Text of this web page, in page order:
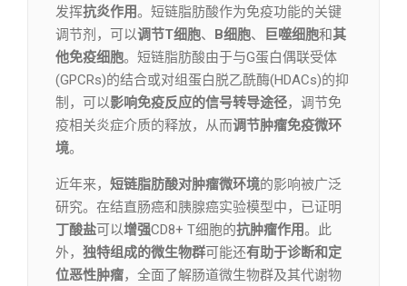
发挥抗炎作用。短链脂肪酸作为免疫功能的关键
调节剂，可以调节T细胞、 B细胞、 巨噬细胞和其
他免疫细胞。短链脂肪酸由于与G蛋白偶联受体
(GPCRs)的结合或对组蛋白脱乙酰酶(HDACs)的抑
制，可以影响免疫反应的信号转导途径，调节免
疫相关炎症介质的释放，从而调节肿瘤免疫微环
境。
近年来， 短链脂肪酸对肿瘤微环境的影响被广泛
研究。在结直肠癌和胰腺癌实验模型中，已证明
丁酸盐可以增强CD8+ T细胞的抗肿瘤作用。此
外， 独特组成的微生物群可能还有助于诊断和定
位恶性肿瘤，全面了解肠道微生物群及其代谢物